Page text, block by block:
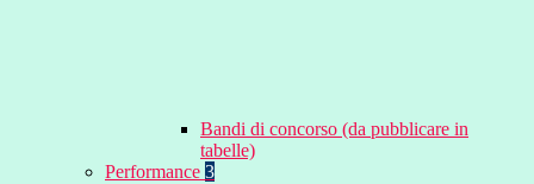
Bandi di concorso (da pubblicare in
tabelle)
Performance 3